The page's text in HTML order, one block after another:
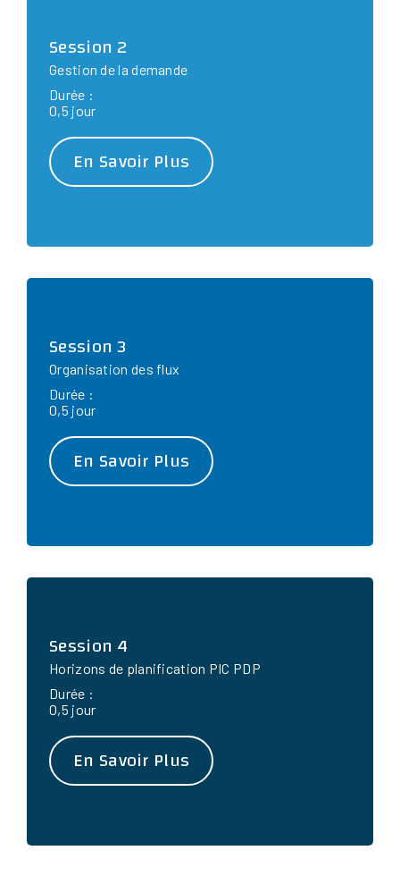
Session 2
Gestion de la demande
Durée :
0,5 jour
En Savoir Plus
Session 3
Organisation des flux
Durée :
0,5 jour
En Savoir Plus
Session 4
Horizons de planification PIC PDP
Durée :
0,5 jour
En Savoir Plus